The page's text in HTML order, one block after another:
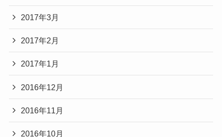
2017年3月
2017年2月
2017年1月
2016年12月
2016年11月
2016年10月